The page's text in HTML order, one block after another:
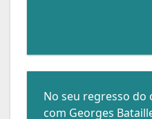
No seu regresso
com Georges